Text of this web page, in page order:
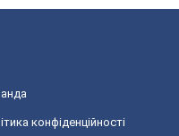
конфіденційності